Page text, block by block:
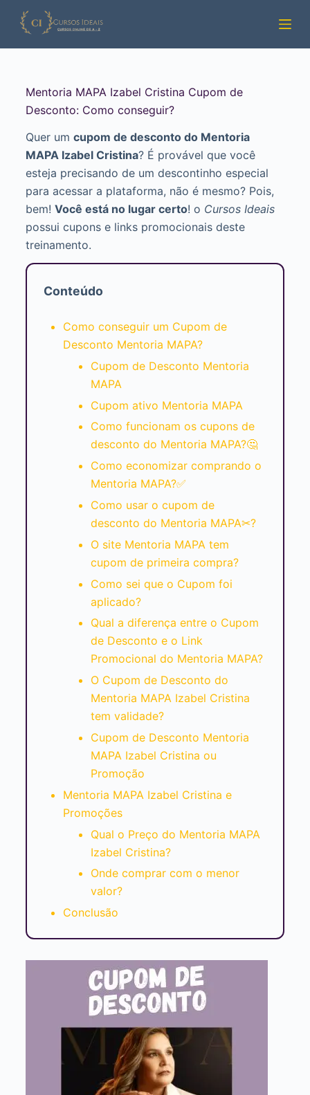
Pular
para
Mentoria MAPA Izabel Cristina Cupom de
Desconto: Como conseguir?
Quer um cupom de desconto do Mentoria
MAPA Izabel Cristina? É provável que você
esteja precisando de um descontinho especial
para acessar a plataforma, não é mesmo? Pois,
bem! Você está no lugar certo! o Cursos Ideais
possui cupons e links promocionais deste
treinamento.
Conteúdo
Como conseguir um Cupom de
Desconto Mentoria MAPA?
Cupom de Desconto Mentoria
MAPA
Cupom ativo Mentoria MAPA
Como funcionam os cupons de
desconto do Mentoria MAPA?🤔
Como economizar comprando o
Mentoria MAPA?✅
Como usar o cupom de
desconto do Mentoria MAPA✂?
O site Mentoria MAPA tem
cupom de primeira compra?
Como sei que o Cupom foi
aplicado?
Qual a diferença entre o Cupom
de Desconto e o Link
Promocional do Mentoria MAPA?
O Cupom de Desconto do
Mentoria MAPA Izabel Cristina
tem validade?
Cupom de Desconto Mentoria
MAPA Izabel Cristina ou
Promoção
Mentoria MAPA Izabel Cristina e
Promoções
Qual o Preço do Mentoria MAPA
Izabel Cristina?
Onde comprar com o menor
valor?
Conclusão